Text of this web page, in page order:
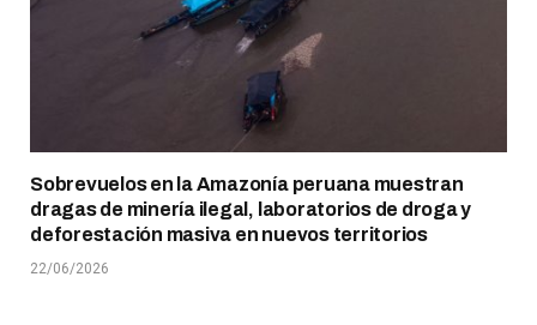
Sobrevuelos en la Amazonía peruana muestran
dragas de minería ilegal, laboratorios de droga y
deforestación masiva en nuevos territorios
22/06/2026